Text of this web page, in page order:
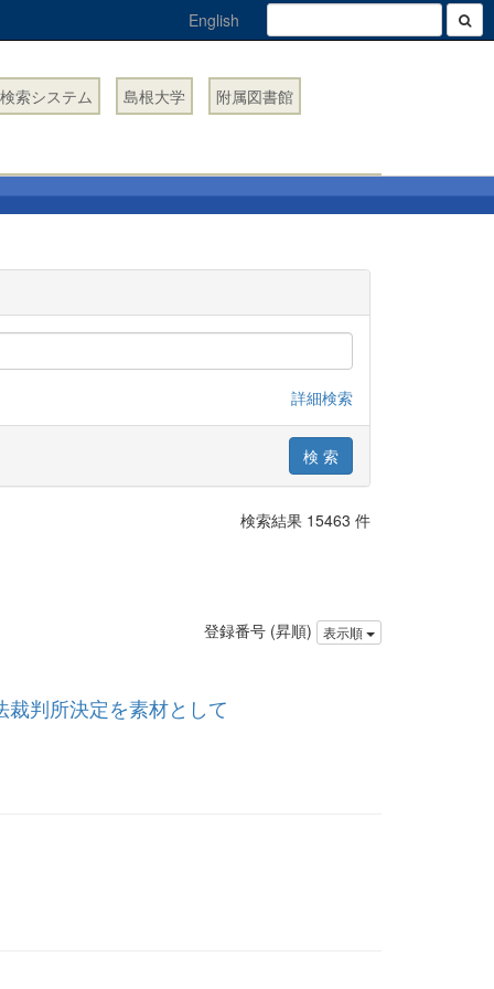
English
索システム 島根大学 附属図書館
詳細検索
検索結果 15463 件
登録番号 (昇順) 表示順
判所決定を素材として